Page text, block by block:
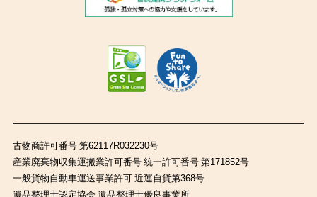
古物商許可番号 第62117R032230号
産業廃棄物収集運搬業許可番号 統一許可番号 第171852号
一般貨物自動車運送事業許可 近運自貨第368号
遺品整理士認定協会 遺品整理士優良事業所